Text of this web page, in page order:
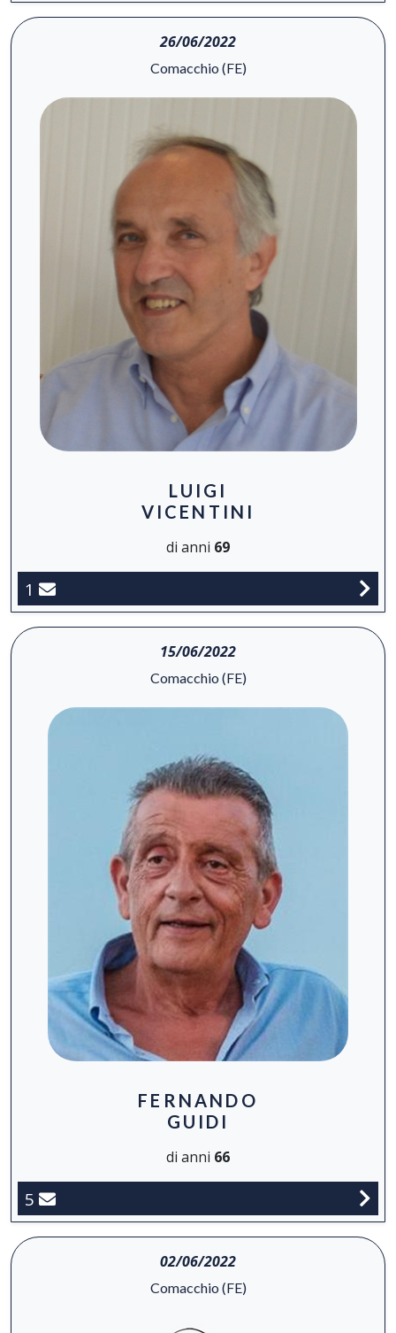
26/06/2022
Comacchio (FE)
LUIGI
VICENTINI
di anni 69
1
15/06/2022
Comacchio (FE)
FERNANDO
GUIDI
di anni 66
5
02/06/2022
Comacchio (FE)